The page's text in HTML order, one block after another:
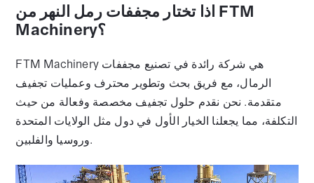
اذا تختار مجففات رمل النهر من FTM
Machinery؟
FTM Machinery هي شركة رائدة في تصنيع مجففات
الرمال، مع فريق بحث وتطوير محترف وعمليات تجفيف
متقدمة. نحن نقدم حلول تجفيف مخصصة وفعالة من حيث
التكلفة، مما يجعلنا الخيار الأول في دول مثل الولايات المتحدة
وروسيا والفلبين.